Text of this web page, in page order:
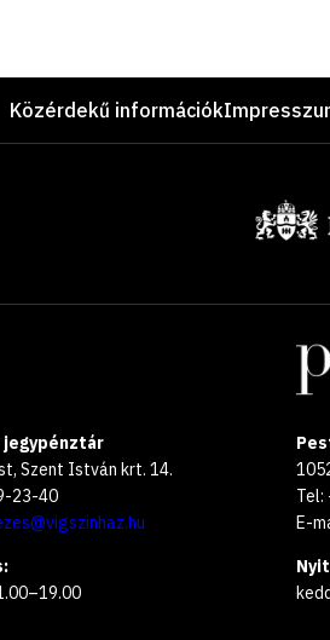
Közérdekű információk
jegypénztár
Szent István krt. 14.
23-40
Tel:
E-